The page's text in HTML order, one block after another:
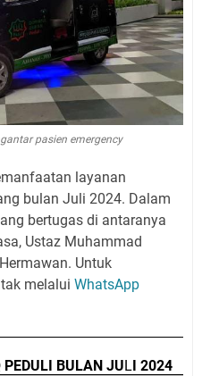
pasien emergency
layanan
bulan Juli 2024. Dalam
bertugas di antaranya
Ustaz Muhammad
Untuk
melalui WhatsApp
BULAN JULI 2024